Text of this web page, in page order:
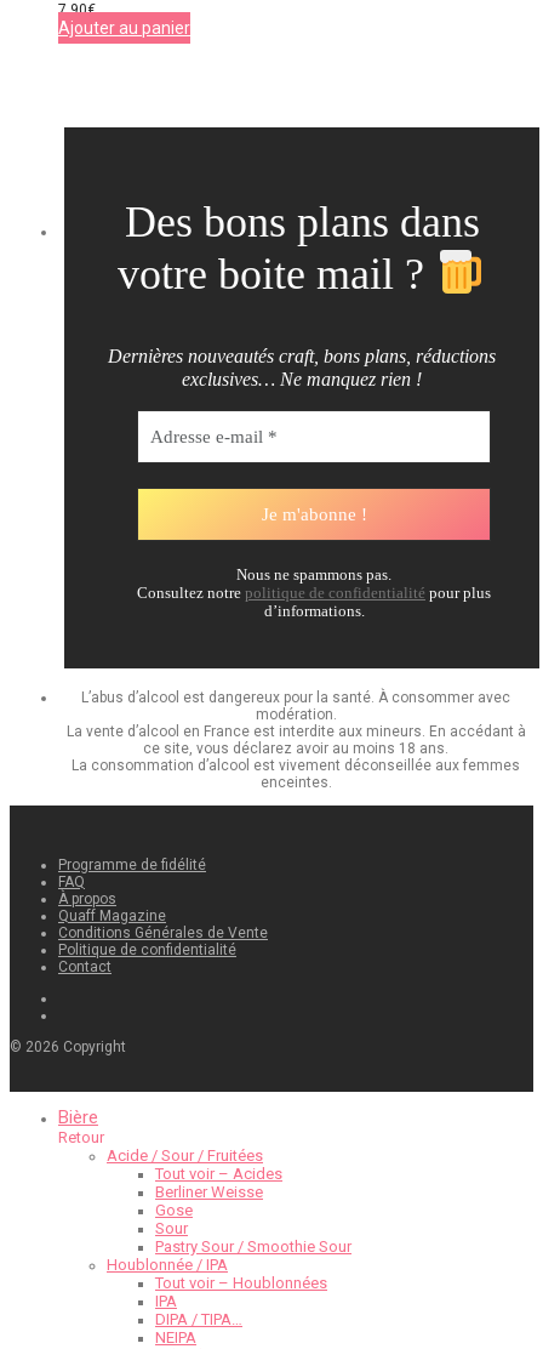
7,90€
Ajouter au panier
Des bons plans dans
votre boite mail ?
Dernières nouveautés craft, bons plans, réductions
exclusives… Ne manquez rien !
Nous ne spammons pas.
Consultez notre politique de confidentialité pour plus
d’informations.
L’abus d’alcool est dangereux pour la santé. À consommer avec
modération.
La vente d’alcool en France est interdite aux mineurs. En accédant à
ce site, vous déclarez avoir au moins 18 ans.
La consommation d’alcool est vivement déconseillée aux femmes
enceintes.
Programme de fidélité
FAQ
À propos
Quaff Magazine
Conditions Générales de Vente
Politique de confidentialité
Contact
© 2026 Copyright
Bière
Retour
Acide / Sour / Fruitées
Tout voir – Acides
Berliner Weisse
Gose
Sour
Pastry Sour / Smoothie Sour
Houblonnée / IPA
Tout voir – Houblonnées
IPA
DIPA / TIPA…
NEIPA